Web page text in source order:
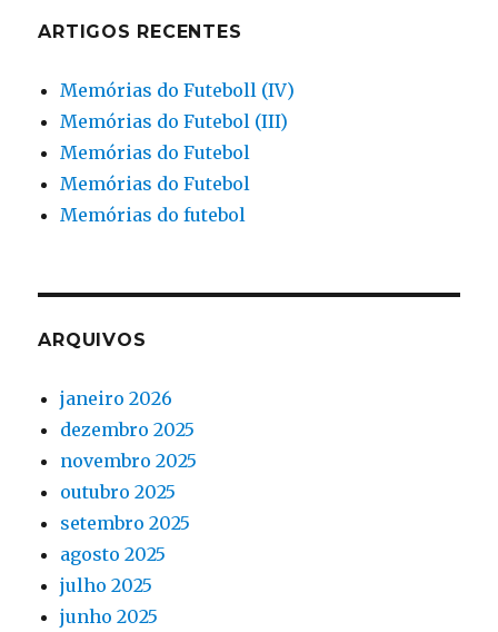
ARTIGOS RECENTES
Memórias do Futeboll (IV)
Memórias do Futebol (III)
Memórias do Futebol
Memórias do Futebol
Memórias do futebol
ARQUIVOS
janeiro 2026
dezembro 2025
novembro 2025
outubro 2025
setembro 2025
agosto 2025
julho 2025
junho 2025